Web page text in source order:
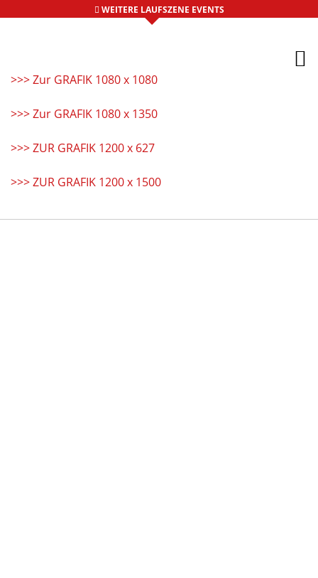
WEITERE LAUFSZENE EVENTS
>>> Zur GRAFIK 1080 x 1080
>>> Zur GRAFIK 1080 x 1350
>>> ZUR GRAFIK 1200 x 627
>>> ZUR GRAFIK 1200 x 1500